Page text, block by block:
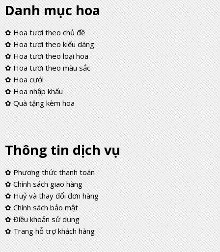
Danh mục hoa
✿ Hoa tươi theo chủ đề
✿ Hoa tươi theo kiểu dáng
✿ Hoa tươi theo loại hoa
✿ Hoa tươi theo màu sắc
✿ Hoa cưới
✿ Hoa nhập khẩu
✿ Quà tặng kèm hoa
Thông tin dịch vụ
✿ Phương thức thanh toán
✿ Chính sách giao hàng
✿ Huỷ và thay đổi đơn hàng
✿ Chính sách bảo mật
✿ Điều khoản sử dụng
✿ Trang hỗ trợ khách hàng